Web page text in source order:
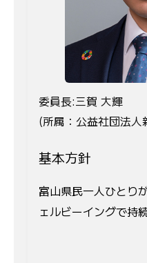
委員長:三賀 大輝
(所属：公益社団法人
基本方針
富山県民一人ひとり
ェルビーイングで持